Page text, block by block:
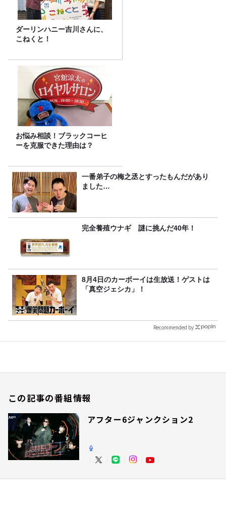
ダーリンハニー吉川さんに、
こねくと！
お悩み相談！ブラックコーヒ
ーを克服できた理由は？
一番弟子の梅之丞とすったもんだがあり
ました…
完全養殖ウナギ 謎に挑んだ40年！
8月4日のカーボーイは生放送！ゲストは
「真空ジェシカ」！
Recommended by
この記事の番組情報
アフター6ジャンクション2